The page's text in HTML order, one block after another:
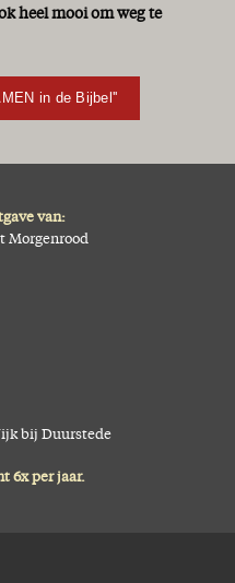
heel mooi om weg te
in de Bijbel''
van:
Morgenrood
bij Duurstede
6x per jaar.